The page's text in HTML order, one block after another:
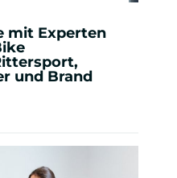
mit Experten
und Brand